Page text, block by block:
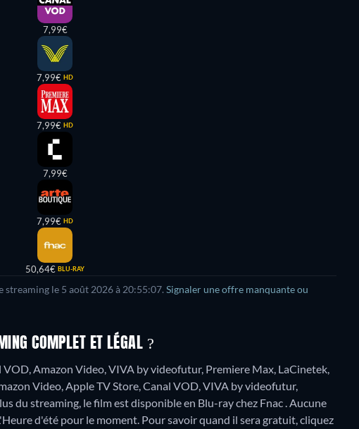
7,99€
7,99€ HD
7,99€ HD
7,99€
7,99€ HD
50,64€ BLU-RAY
streaming le 5 août 2026 à 20:55:07. Signaler une offre manquante ou
COMPLET ET LÉGAL ?
Amazon Video, VIVA by videofutur, Premiere Max, LaCinetek,
Video, Apple TV Store, Canal VOD, VIVA by videofutur,
du streaming, le film est disponible en Blu-ray chez Fnac .Aucune
d'été pour le moment. Pour savoir quand il sera gratuit, cliquez